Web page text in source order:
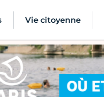
Vie citoyenne